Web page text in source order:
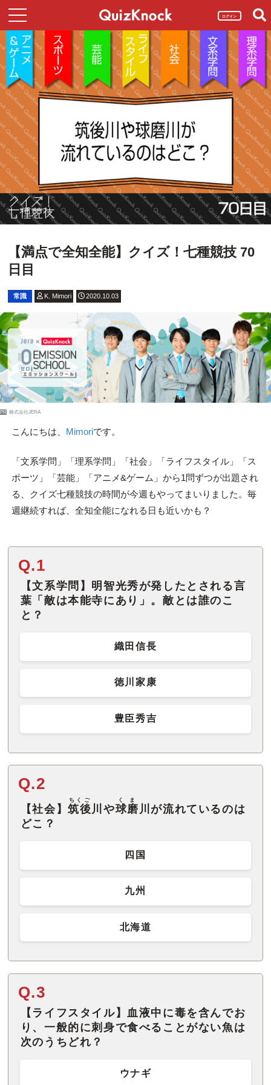
ログイン
【満点で全知全能】クイズ！七種競技 70
日目
常識 K. Mimori 2020.10.03
PR 株式会社JERA
こんにちは、 Mimoriです。
「文系学問」「理系学問」「社会」「ライフスタイル」「ス
ポーツ」「芸能」「アニメ&ゲーム」から1問ずつが出題され
る、クイズ七種競技の時間が今週もやってまいりました。毎
週継続すれば、全知全能になれる日も近いかも？
Q.1
【文系学問】明智光秀が発したとされる言
葉「敵は本能寺にあり」。敵とは誰のこ
と？
織田信長
徳川家康
豊臣秀吉
Q.2
【社会】筑後
ちくご
川や球磨
くま
川が流れているのは
どこ？
四国
九州
北海道
Q.3
【ライフスタイル】血液中に毒を含んでお
り、一般的に刺身で食べることがない魚は
次のうちどれ？
ウナギ